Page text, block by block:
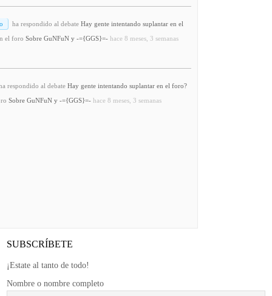
ha respondido al debate Hay gente intentando suplantar en el
el foro Sobre GuNFuN y -={GGS}=- hace 8 meses, 3 semanas
respondido al debate Hay gente intentando suplantar en el foro?
Sobre GuNFuN y -={GGS}=- hace 8 meses, 3 semanas
SUBSCRÍBETE
¡Estate al tanto de todo!
Nombre o nombre completo